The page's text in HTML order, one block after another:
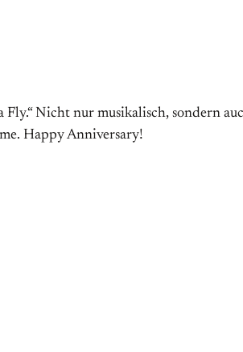
Nicht nur musikalisch, sondern
Happy Anniversary!